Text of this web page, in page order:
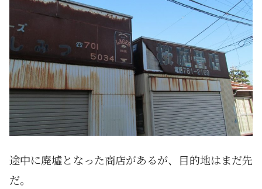
途中に廃墟となった商店があるが、目的地はまだ先
だ。